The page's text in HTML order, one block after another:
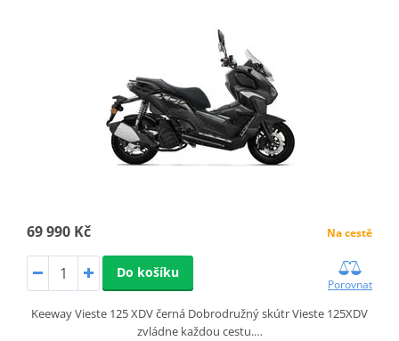
69 990 Kč Na cestě
Do košíku
Porovnat
Keeway Vieste 125 XDV černá Dobrodružný skútr Vieste 125XDV
zvládne každou cestu.…